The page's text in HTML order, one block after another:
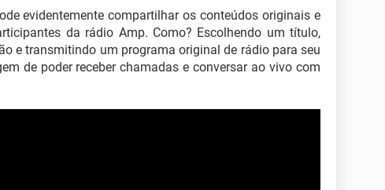
evidentemente compartilhar os conteúdos originais e
da rádio Amp. Como? Escolhendo um título,
e transmitindo um programa original de rádio para seu
de poder receber chamadas e conversar ao vivo com